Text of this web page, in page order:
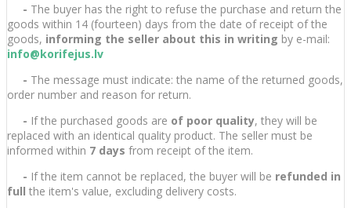
- The buyer has the right to refuse the purchase and return the
goods within 14 (fourteen) days from the date of receipt of the
goods, informing the seller about this in writing by e-mail:
info@korifejus.lv
- The message must indicate: the name of the returned goods,
order number and reason for return.
- If the purchased goods are of poor quality, they will be
replaced with an identical quality product. The seller must be
informed within 7 days from receipt of the item.
- If the item cannot be replaced, the buyer will be refunded in
full the item's value, excluding delivery costs.